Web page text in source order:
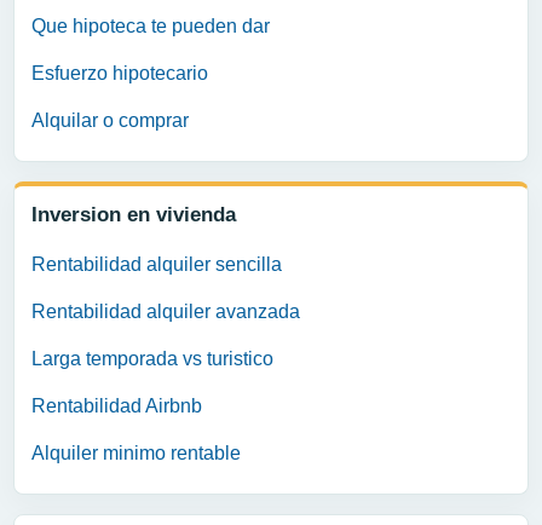
Que hipoteca te pueden dar
Esfuerzo hipotecario
Alquilar o comprar
Inversion en vivienda
Rentabilidad alquiler sencilla
Rentabilidad alquiler avanzada
Larga temporada vs turistico
Rentabilidad Airbnb
Alquiler minimo rentable